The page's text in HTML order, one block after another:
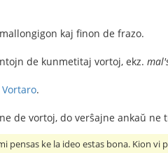
kaj finon de frazo.
de kunmetitaj vortoj, ekz.
.
de vortoj, do verŝajne ankaŭ ne
pensas ke la ideo estas bona. Kion vi